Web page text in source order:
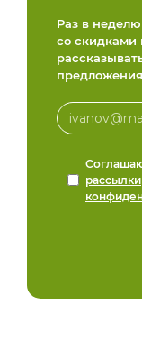
Раз в
со скидками
рассылки